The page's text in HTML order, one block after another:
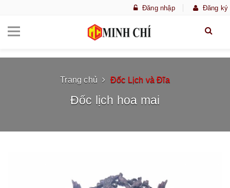
Đăng nhập Đăng ký
Trang chủ Đốc Lịch và Đĩa
Đốc lịch hoa mai